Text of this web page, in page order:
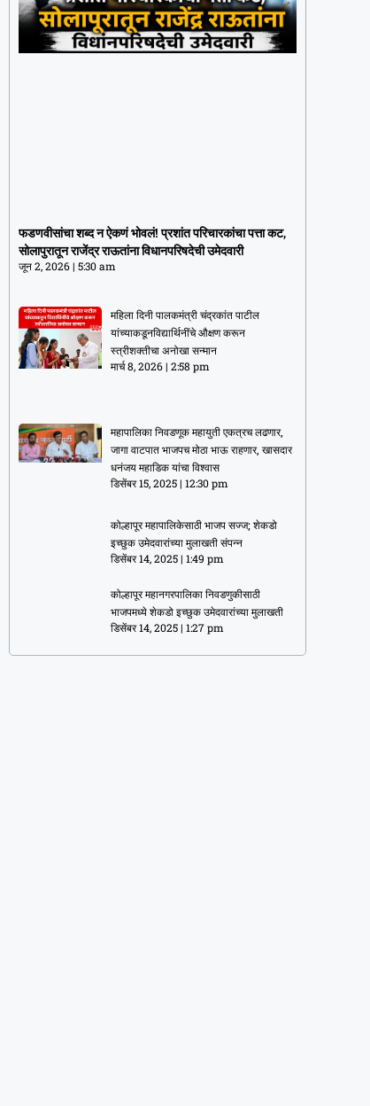
फडणवीसांचा शब्द न ऐकणं भोवलं! प्रशांत परिचारकांचा पत्ता कट,
सोलापुरातून राजेंद्र राऊतांना विधानपरिषदेची उमेदवारी
जून 2, 2026 5:30 am
राऊतांना विधानपरिषदेची उमेदवारी
जून 2, 20265:30 am
महिला दिनी पालकमंत्री चंद्रकांत पाटील
यांच्याकडूनविद्यार्थिनींचे औक्षण करून
स्त्रीशक्तीचा अनोखा सन्मान
मार्च 8, 2026 2:58 pm
महापालिका निवडणूक महायुती एकत्रच लढणार,
जागा वाटपात भाजपच मोठा भाऊ राहणार, खासदार
धनंजय महाडिक यांचा विश्वास
डिसेंबर 15, 2025 12:30 pm
कोल्हापूर महापालिकेसाठी भाजप सज्ज; शेकडो
इच्छुक उमेदवारांच्या मुलाखती संपन्न
डिसेंबर 14, 2025 1:49 pm
कोल्हापूर महानगरपालिका निवडणुकीसाठी
भाजपमध्ये शेकडो इच्छुक उमेदवारांच्या मुलाखती
डिसेंबर 14, 2025 1:27 pm